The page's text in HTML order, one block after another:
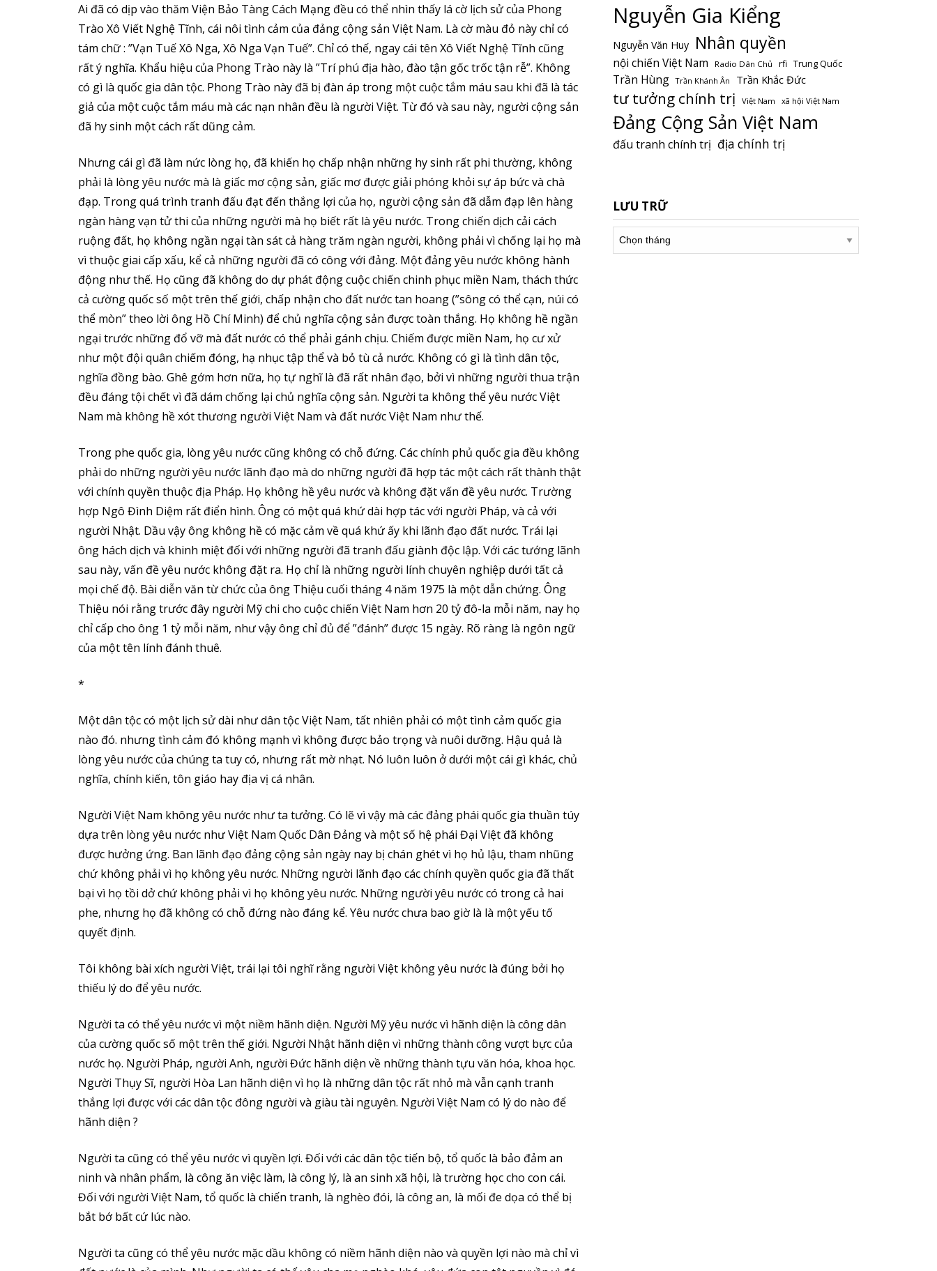
Ai đã có dịp vào thăm Viện Bảo Tàng Cách Mạng đều có thể nhìn thấy lá cờ lịch sử của Phong
Trào Xô Viết Nghệ Tĩnh, cái nôi tình cảm của đảng cộng sản Việt Nam. Là cờ màu đỏ này chỉ có
tám chữ : ”Vạn Tuế Xô Nga, Xô Nga Vạn Tuế”. Chỉ có thế, ngay cái tên Xô Viết Nghệ Tĩnh cũng
rất ý nghĩa. Khẩu hiệu của Phong Trào này là ”Trí phú địa hào, đào tận gốc trốc tận rễ”. Không
có gì là quốc gia dân tộc. Phong Trào này đã bị đàn áp trong một cuộc tắm máu sau khi đã là tác
giả của một cuộc tắm máu mà các nạn nhân đều là người Việt. Từ đó và sau này, người cộng sản
đã hy sinh một cách rất dũng cảm.
Nhưng cái gì đã làm nức lòng họ, đã khiến họ chấp nhận những hy sinh rất phi thường, không
phải là lòng yêu nước mà là giấc mơ cộng sản, giấc mơ được giải phóng khỏi sự áp bức và chà
đạp. Trong quá trình tranh đấu đạt đến thắng lợi của họ, người cộng sản đã dẫm đạp lên hàng
ngàn hàng vạn tử thi của những người mà họ biết rất là yêu nước. Trong chiến dịch cải cách
ruộng đất, họ không ngần ngại tàn sát cả hàng trăm ngàn người, không phải vì chống lại họ mà
vì thuộc giai cấp xấu, kể cả những người đã có công với đảng. Một đảng yêu nước không hành
động như thế. Họ cũng đã không do dự phát động cuộc chiến chinh phục miền Nam, thách thức
cả cường quốc số một trên thế giới, chấp nhận cho đất nước tan hoang (”sông có thể cạn, núi có
thể mòn” theo lời ông Hồ Chí Minh) để chủ nghĩa cộng sản được toàn thắng. Họ không hề ngần
ngại trước những đổ vỡ mà đất nước có thể phải gánh chịu. Chiếm được miền Nam, họ cư xử
như một đội quân chiếm đóng, hạ nhục tập thể và bỏ tù cả nước. Không có gì là tình dân tộc,
nghĩa đồng bào. Ghê gớm hơn nữa, họ tự nghĩ là đã rất nhân đạo, bởi vì những người thua trận
đều đáng tội chết vì đã dám chống lại chủ nghĩa cộng sản. Người ta không thể yêu nước Việt
Nam mà không hề xót thương người Việt Nam và đất nước Việt Nam như thế.
Trong phe quốc gia, lòng yêu nước cũng không có chỗ đứng. Các chính phủ quốc gia đều không
phải do những người yêu nước lãnh đạo mà do những người đã hợp tác một cách rất thành thật
với chính quyền thuộc địa Pháp. Họ không hề yêu nước và không đặt vấn đề yêu nước. Trường
hợp Ngô Đình Diệm rất điển hình. Ông có một quá khứ dài hợp tác với người Pháp, và cả với
người Nhật. Dầu vậy ông không hề có mặc cảm về quá khứ ấy khi lãnh đạo đất nước. Trái lại
ông hách dịch và khinh miệt đối với những người đã tranh đấu giành độc lập. Với các tướng lãnh
sau này, vấn đề yêu nước không đặt ra. Họ chỉ là những người lính chuyên nghiệp dưới tất cả
mọi chế độ. Bài diễn văn từ chức của ông Thiệu cuối tháng 4 năm 1975 là một dẫn chứng. Ông
Thiệu nói rằng trước đây người Mỹ chi cho cuộc chiến Việt Nam hơn 20 tỷ đô-la mỗi năm, nay họ
chỉ cấp cho ông 1 tỷ mỗi năm, như vậy ông chỉ đủ để ”đánh” được 15 ngày. Rõ ràng là ngôn ngữ
của một tên lính đánh thuê.
*
Một dân tộc có một lịch sử dài như dân tộc Việt Nam, tất nhiên phải có một tình cảm quốc gia
nào đó. nhưng tình cảm đó không mạnh vì không được bảo trọng và nuôi dưỡng. Hậu quả là
lòng yêu nước của chúng ta tuy có, nhưng rất mờ nhạt. Nó luôn luôn ở dưới một cái gì khác, chủ
nghĩa, chính kiến, tôn giáo hay địa vị cá nhân.
Người Việt Nam không yêu nước như ta tưởng. Có lẽ vì vậy mà các đảng phái quốc gia thuần túy
dựa trên lòng yêu nước như Việt Nam Quốc Dân Đảng và một số hệ phái Đại Việt đã không
được hưởng ứng. Ban lãnh đạo đảng cộng sản ngày nay bị chán ghét vì họ hủ lậu, tham nhũng
chứ không phải vì họ không yêu nước. Những người lãnh đạo các chính quyền quốc gia đã thất
bại vì họ tồi dở chứ không phải vì họ không yêu nước. Những người yêu nước có trong cả hai
phe, nhưng họ đã không có chỗ đứng nào đáng kể. Yêu nước chưa bao giờ là là một yếu tố
quyết định.
Tôi không bài xích người Việt, trái lại tôi nghĩ rằng người Việt không yêu nước là đúng bởi họ
thiếu lý do để yêu nước.
Người ta có thể yêu nước vì một niềm hãnh diện. Người Mỹ yêu nước vì hãnh diện là công dân
của cường quốc số một trên thế giới. Người Nhật hãnh diện vì những thành công vượt bực của
nước họ. Người Pháp, người Anh, người Đức hãnh diện về những thành tựu văn hóa, khoa học.
Người Thụy Sĩ, người Hòa Lan hãnh diện vì họ là những dân tộc rất nhỏ mà vẫn cạnh tranh
thắng lợi được với các dân tộc đông người và giàu tài nguyên. Người Việt Nam có lý do nào để
hãnh diện ?
Người ta cũng có thể yêu nước vì quyền lợi. Đối với các dân tộc tiến bộ, tổ quốc là bảo đảm an
ninh và nhân phẩm, là công ăn việc làm, là công lý, là an sinh xã hội, là trường học cho con cái.
Đối với người Việt Nam, tổ quốc là chiến tranh, là nghèo đói, là công an, là mối đe dọa có thể bị
bắt bớ bất cứ lúc nào.
Người ta cũng có thể yêu nước mặc dầu không có niềm hãnh diện nào và quyền lợi nào mà chỉ vì
Nguyễn Gia Kiểng
Nguyễn Văn Huy Nhân quyền
nội chiến Việt Nam Radio Dân Chủ rfi Trung Quốc
Trần Hùng Trần Khánh Ân Trần Khắc Đức
tư tưởng chính trị Việt Nam xã hội Việt Nam
Đảng Cộng Sản Việt Nam
đấu tranh chính trị địa chính trị
LƯU TRỮ
Lưu
trữ